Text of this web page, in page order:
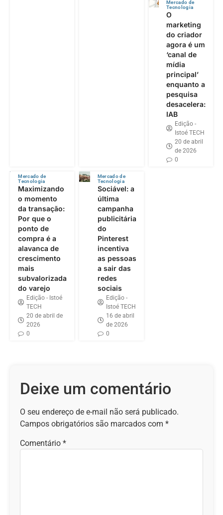
Mercado de
Tecnologia
O
marketing
do criador
agora é um
‘canal de
mídia
principal’
enquanto a
pesquisa
desacelera:
IAB
Edição -
Istoé TECH
20 de abril
de 2026
0
Mercado de
Tecnologia
Maximizando
o momento
da transação:
Por que o
ponto de
compra é a
alavanca de
crescimento
mais
subvalorizada
do varejo
Edição - Istoé
TECH
20 de abril de
2026
0
Mercado de
Tecnologia
Sociável: a
última
campanha
publicitária
do
Pinterest
incentiva
as pessoas
a sair das
redes
sociais
Edição -
Istoé TECH
16 de abril
de 2026
0
Deixe um comentário
O seu endereço de e-mail não será publicado.
Campos obrigatórios são marcados com *
Comentário *